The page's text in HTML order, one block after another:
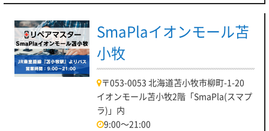
SmaPlaイオンモール苫
小牧
〒053-0053 北海道苫小牧市柳町-1-20
イオンモール苫小牧2階「SmaPla(スマプ
ラ)」内
9:00～21:00